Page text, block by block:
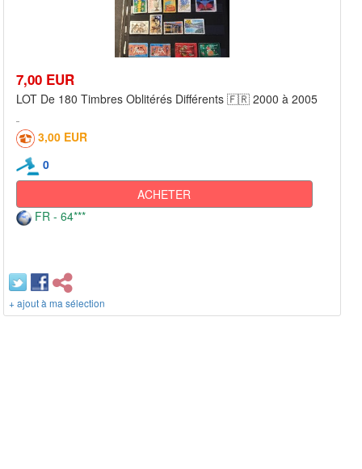
7,00 EUR
LOT De 180 Timbres Oblitérés Différents 🇫🇷 2000 à 2005
3,00 EUR
0
ACHETER
FR - 64***
+ ajout à ma sélection